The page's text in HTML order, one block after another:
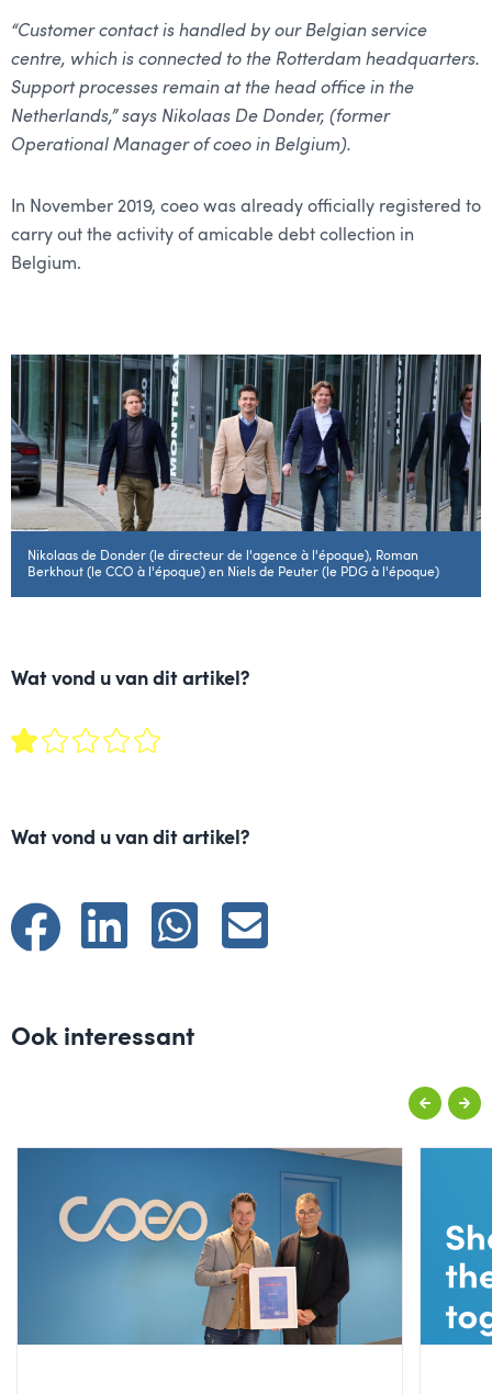
“Customer contact is handled by our Belgian service
centre, which is connected to the Rotterdam headquarters.
Support processes remain at the head office in the
Netherlands,” says Nikolaas De Donder, (former
Operational Manager of coeo in Belgium).
In November 2019, coeo was already officially registered to
carry out the activity of amicable debt collection in
Belgium.
Nikolaas de Donder (le directeur de l'agence à l'époque), Roman
Berkhout (le CCO à l'époque) en Niels de Peuter (le PDG à l'époque)
Wat vond u van dit artikel?
Wat vond u van dit artikel?
Ook interessant